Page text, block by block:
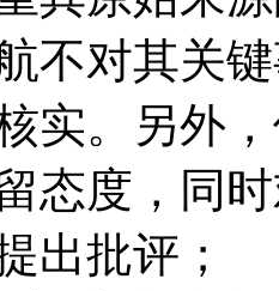
不对其关
实。另外
态度，同
出批评；